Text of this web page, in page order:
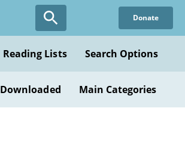
Donate
Reading Lists Search Options
Main Categories